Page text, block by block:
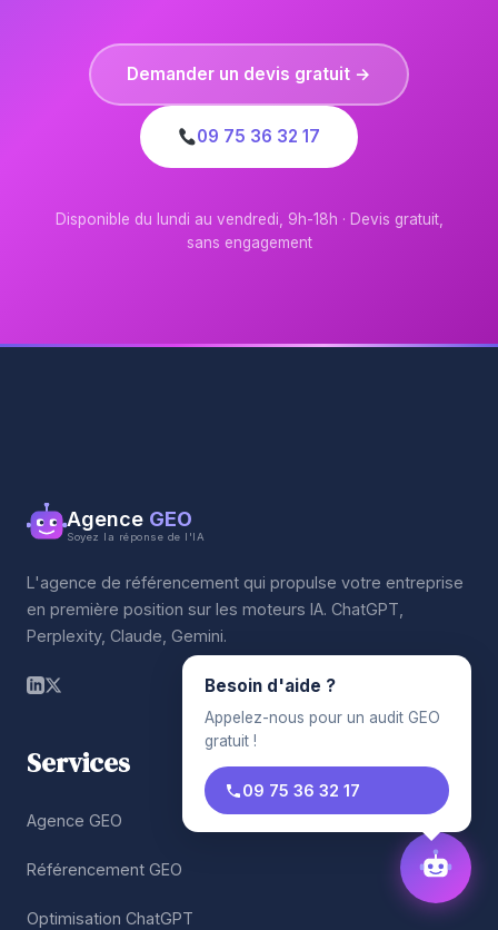
Demander un devis gratuit →
09 75 36 32 17
Disponible du lundi au vendredi, 9h-18h · Devis gratuit,
sans engagement
Agence GEO
Soyez la réponse de l'IA
L'agence de référencement qui propulse votre entreprise
en première position sur les moteurs IA. ChatGPT,
Perplexity, Claude, Gemini.
Services
Agence GEO
Référencement GEO
Optimisation ChatGPT
Besoin d'aide ?
Appelez-nous pour un audit GEO
gratuit !
09 75 36 32 17